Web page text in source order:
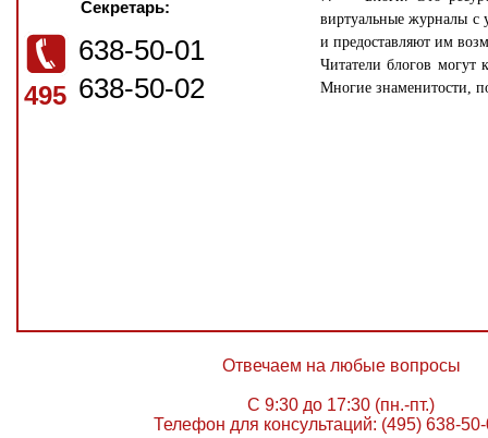
Секретарь:
495
638-50-01
638-50-02
виртуальные журналы с
и предоставляют им
Читатели блогов могут
Многие знаменитости,
Отвечаем на любые вопросы
С 9:30 до 17:30 (пн.-пт.)
Телефон для консультаций: (495) 638-